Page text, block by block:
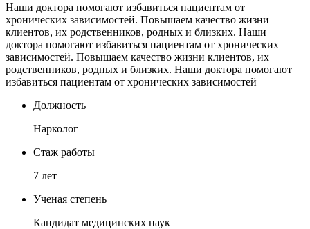
Наши доктора помогают избавиться пациентам от
хронических зависимостей. Повышаем качество жизни
клиентов, их родственников, родных и близких. Наши
доктора помогают избавиться пациентам от хронических
зависимостей. Повышаем качество жизни клиентов, их
родственников, родных и близких. Наши доктора помогают
избавиться пациентам от хронических зависимостей
Должность
Нарколог
Стаж работы
7 лет
Ученая степень
Кандидат медицинских наук